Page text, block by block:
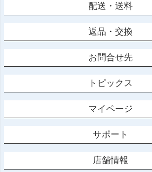
配送・送料
返品・交換
お問合せ先
トピックス
マイページ
サポート
店舗情報